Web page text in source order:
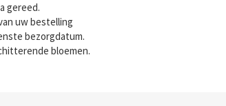
gereed.
uw bestelling
bezorgdatum.
bloemen.